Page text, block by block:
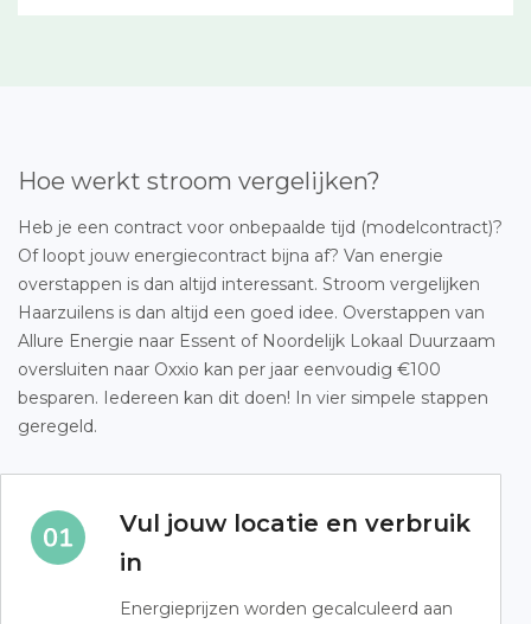
Hoe werkt stroom vergelijken?
Heb je een contract voor onbepaalde tijd (modelcontract)?
Of loopt jouw energiecontract bijna af? Van energie
overstappen is dan altijd interessant. Stroom vergelijken
Haarzuilens is dan altijd een goed idee. Overstappen van
Allure Energie naar Essent of Noordelijk Lokaal Duurzaam
oversluiten naar Oxxio kan per jaar eenvoudig €100
besparen. Iedereen kan dit doen! In vier simpele stappen
geregeld.
Vul jouw locatie en verbruik
in
Energieprijzen worden gecalculeerd aan